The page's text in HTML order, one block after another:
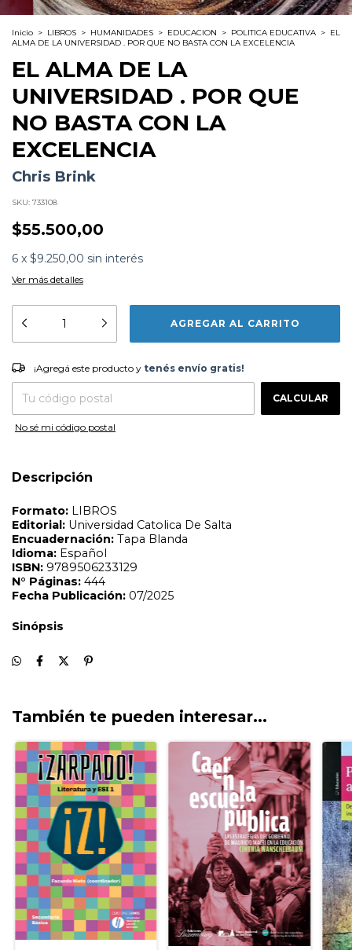
Inicio > LIBROS > HUMANIDADES > EDUCACION > POLITICA EDUCATIVA > EL
ALMA DE LA UNIVERSIDAD . POR QUE NO BASTA CON LA EXCELENCIA
EL ALMA DE LA
UNIVERSIDAD . POR QUE
NO BASTA CON LA
EXCELENCIA
Chris Brink
SKU: 733108
$55.500,00
6 x $9.250,00 sin interés
Ver más detalles
¡Agregá este producto ytenés envío gratis!
Entregas para el CP: CAMBIAR CP
¡Agregá este producto y tenés envío gratis!
CALCULAR
No sé mi código postal
Descripción
Editorial:
Universidad Catolica De Salta
N°Páginas: 444
Fecha Publicación:07/2025
También te pueden interesar...